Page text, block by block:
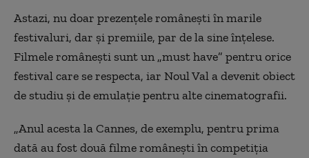
Astazi, nu doar prezențele românești în marile
festivaluri, dar și premiile, par de la sine înțelese.
Filmele românești sunt un „must have” pentru orice
festival care se respecta, iar Noul Val a devenit obiect
de studiu și de emulație pentru alte cinematografii.
„Anul acesta la Cannes, de exemplu, pentru prima
dată au fost două filme românești în competiția